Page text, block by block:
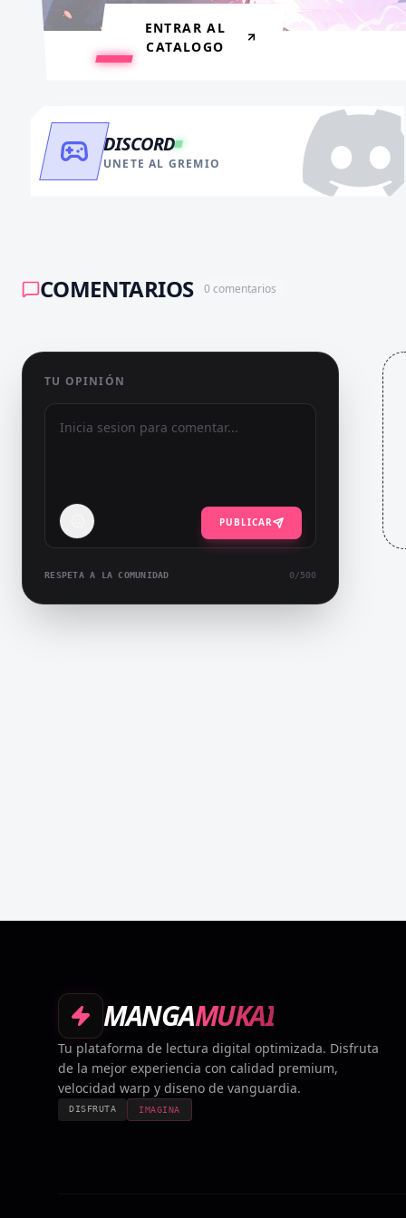
ENTRAR AL
CATALOGO
DISCORD
UNETE AL GREMIO
COMENTARIOS 0 comentarios
TU OPINIÓN
PUBLICAR
RESPETA A LA COMUNIDAD 0 /500
MANGAMUKAI
Tu plataforma de lectura digital optimizada. Disfruta
de la mejor experiencia con calidad premium,
velocidad warp y diseno de vanguardia.
DISFRUTA IMAGINA